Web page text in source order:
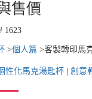
售價
1623
>個人篇 >客製轉印馬
性化馬克湯匙杯 創意